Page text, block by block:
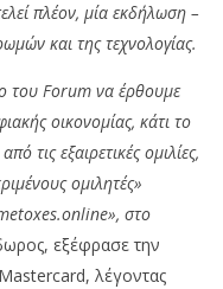
πλέον, μία εκδήλωση –
και της τεχνολογίας.
του Forum να έρθουμε
οικονομίας, κάτι το
τις εξαιρετικές ομιλίες,
ομιλητές»
.online», στο
εξέφρασε την
λέγοντας